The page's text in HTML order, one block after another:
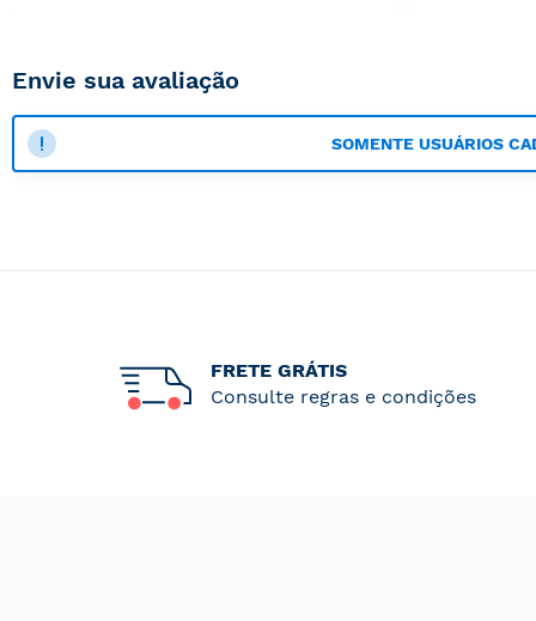
Envie sua avaliação
SOMENTE USUÁRIOS
FRETE GRÁTIS
Consulte regras e condições